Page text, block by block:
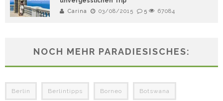
Carina 03/08/2015 5 67084
NOCH MEHR PARADIESISCHES:
Berlin Berlintipps Borneo Botswana